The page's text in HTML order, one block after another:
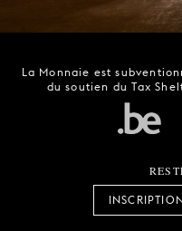
La Monnaie est
du soutien du Tax